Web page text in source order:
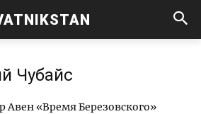
Чубайс
Авен «Время Березовского»